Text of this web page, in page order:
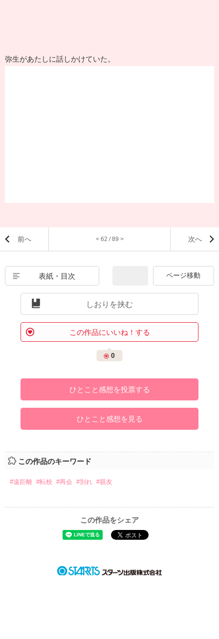
弥生があたしに話しかけていた。
前へ < 62 / 89 > 次へ
表紙・目次
しおりを挟む
この作品にいいね！する
0
ひとこと感想を投票する
ひとこと感想を見る
この作品のキーワード
#遠距離 #転校 #再会 #別れ #親友
この作品をシェア